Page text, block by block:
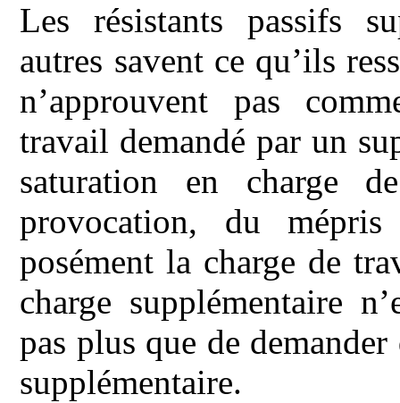
Les résistants passifs
autres savent ce qu’ils
n’approuvent pas
travail demandé par un
saturation en charge
provocation, du
posément la charge de
charge supplémentaire
pas plus que de
supplémentaire.